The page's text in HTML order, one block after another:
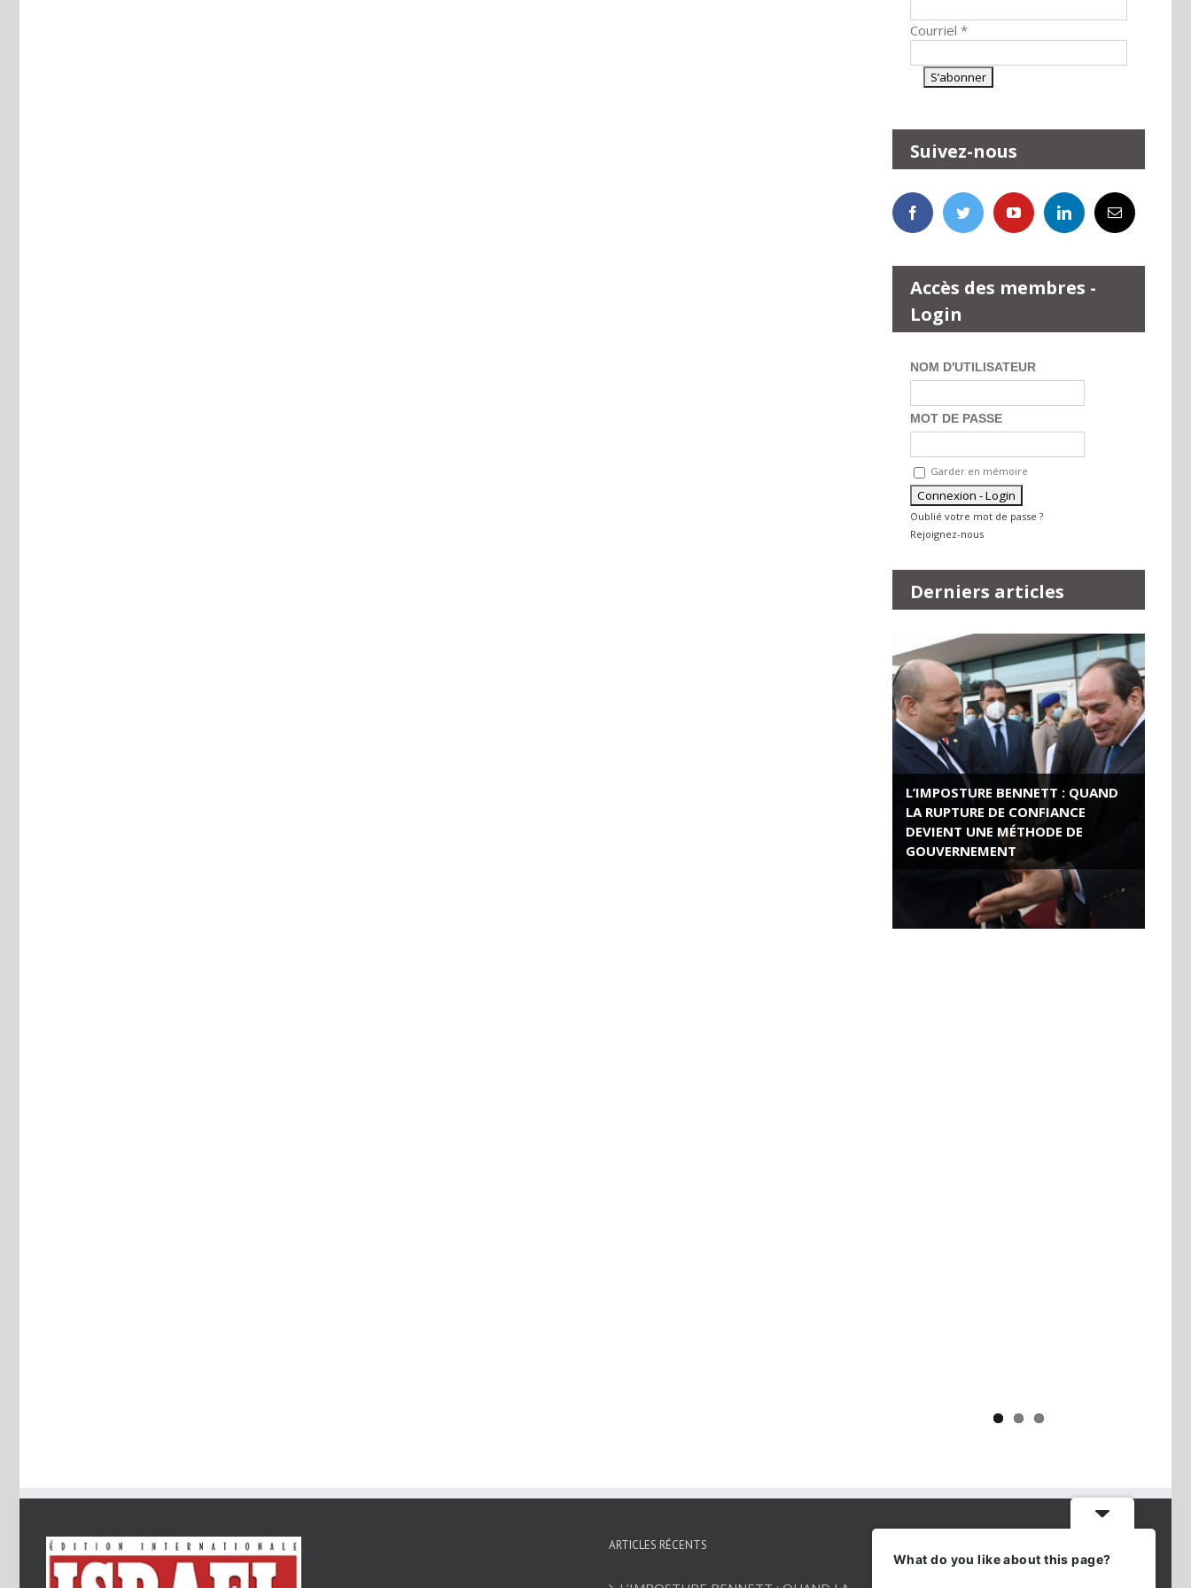
Courriel *
Suivez-nous
Accès des membres -
Login
NOM D'UTILISATEUR
MOT DE PASSE
Garder en mémoire
Oublié votre mot de passe ?
Rejoignez-nous
Derniers articles
L’IMPOSTURE BENNETT : QUAND
LA RUPTURE DE CONFIANCE
DEVIENT UNE MÉTHODE DE
GOUVERNEMENT
ROSE VALLAND, HEROÏNE DE LA
RESISTANCE FRANÇAISE
ARTICLES RÉCENTS
What do you like about this page?